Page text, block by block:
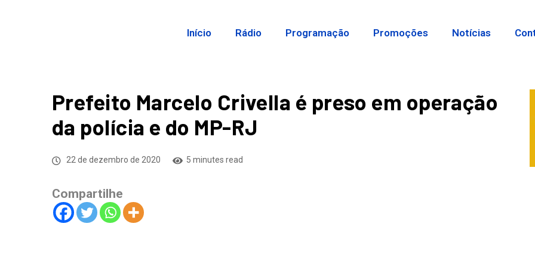
Início Rádio Programação Promoções Notícias
Prefeito Marcelo Crivella é preso em operação
da polícia e do MP-RJ
22 de dezembro de 2020 5 minutes read
Compartilhe